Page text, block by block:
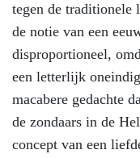
tegen de traditionele
de notie van een
disproportioneel,
een letterlijk
macabere gedachte
de zondaars in de
concept van een